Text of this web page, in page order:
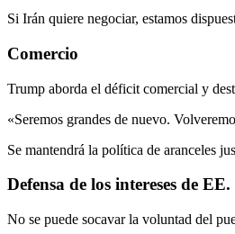
Si Irán quiere negociar, estamos
Comercio
Trump aborda el déficit comercial y
«Seremos grandes de nuevo.
Se mantendrá la política de aranceles
Defensa de los intereses de
No se puede socavar la voluntad del